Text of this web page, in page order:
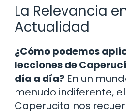
La Relevancia
Actualidad
¿Cómo podemos
lecciones de
día a día? En un
menudo indiferente,
Caperucita nos